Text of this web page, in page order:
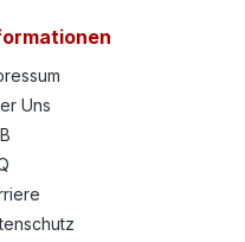
Uns